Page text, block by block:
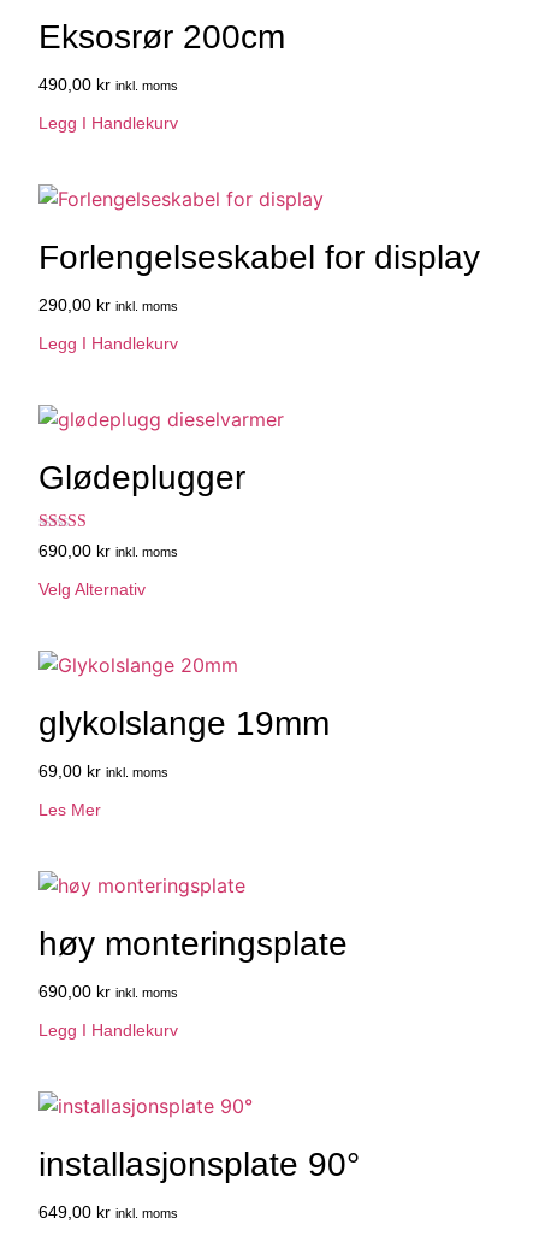
Eksosrør 200cm
490,00 kr inkl. moms
Legg I Handlekurv
Forlengelseskabel for display
290,00 kr inkl. moms
Legg I Handlekurv
Glødeplugger
Vurdert
4.00
690,00 kr inkl. moms
Velg Alternativ
glykolslange 19mm
69,00 kr inkl. moms
Les Mer
høy monteringsplate
690,00 kr inkl. moms
Legg I Handlekurv
installasjonsplate 90°
649,00 kr inkl. moms